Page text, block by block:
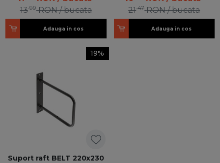
1399 RON / bucata
Adauga in cos
2147 RON / bucata
Adauga in cos
19%
Suport raft BELT 220x230